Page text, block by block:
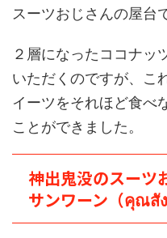
スーツおじさんの屋台
２層になったココナッ
いただくのですが、こ
イーツをそれほど食べ
ことができました。
神出鬼没のスーツ
サンワーン（คุณสัง